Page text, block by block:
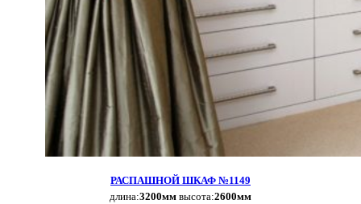
РАСПАШНОЙ ШКАФ №1149
длина:3200мм высота:2600мм